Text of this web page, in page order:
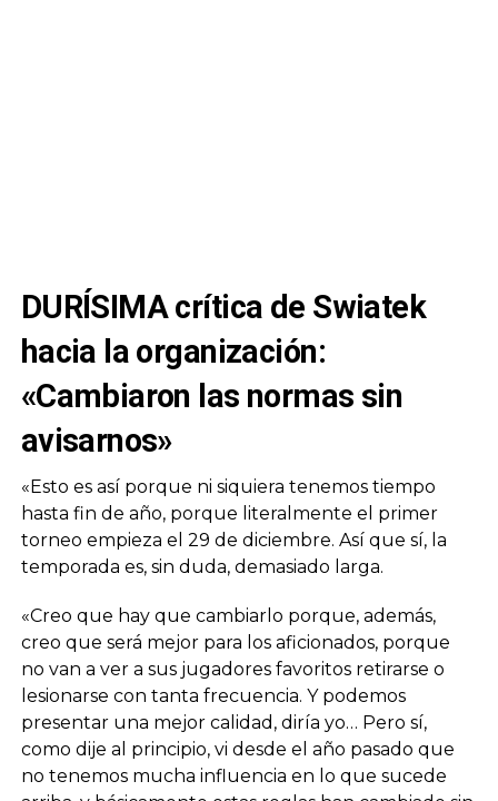
DURÍSIMA crítica de Swiatek
hacia la organización:
«Cambiaron las normas sin
avisarnos»
«Esto es así porque ni siquiera tenemos tiempo
hasta fin de año, porque literalmente el primer
torneo empieza el 29 de diciembre. Así que sí, la
temporada es, sin duda, demasiado larga.
«Creo que hay que cambiarlo porque, además,
creo que será mejor para los aficionados, porque
no van a ver a sus jugadores favoritos retirarse o
lesionarse con tanta frecuencia. Y podemos
presentar una mejor calidad, diría yo… Pero sí,
como dije al principio, vi desde el año pasado que
no tenemos mucha influencia en lo que sucede